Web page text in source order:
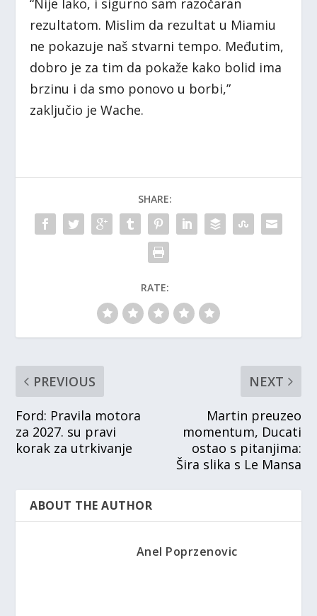
rezultatom. Mislim da rezultat u Miamiu
ne pokazuje naš stvarni tempo. Međutim,
dobro je za tim da pokaže kako bolid ima
brzinu i da smo ponovo u borbi,”
zaključio je Wache.
SHARE:
RATE:
PREVIOUS
Ford: Pravila motora
za 2027. su pravi
korak za utrkivanje
NEXT
Martin preuzeo
momentum, Ducati
ostao s pitanjima:
Šira slika s Le Mansa
ABOUT THE AUTHOR
Anel Poprzenovic